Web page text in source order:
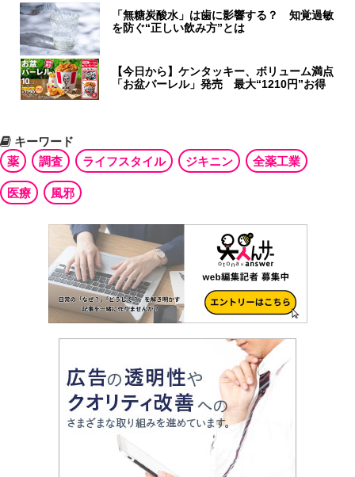
「無糖炭酸水」は歯に影響する？ 知覚過敏
を防ぐ“正しい飲み方”とは
【今日から】ケンタッキー、ボリューム満点
「お盆バーレル」発売 最大“1210円”お得
キーワード
薬
調査 ライフスタイル ジキニン 全薬工業
医療 風邪